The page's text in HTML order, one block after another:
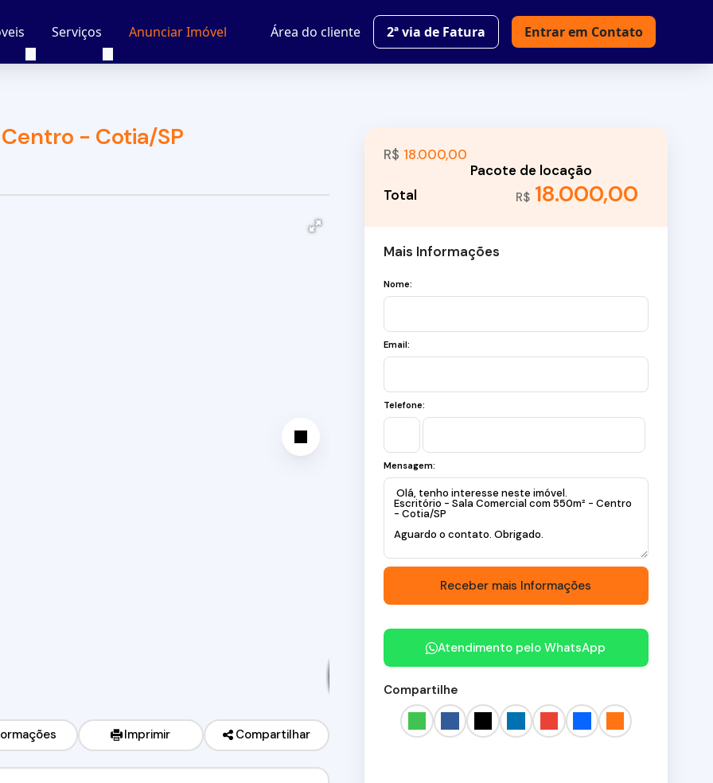
Entrar em Contato
2ª via de Fatura
Área do cliente
Anunciar Imóvel
Serviços
- Cotia/SP
Imprimir Compartilhar
R$ 18.000,00
R$ 18.000,00
Mais Informações
Nome:
Email:
Telefone:
Mensagem:
Atendimento peloWhatsApp
Compartilhe